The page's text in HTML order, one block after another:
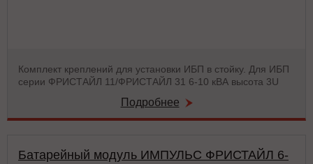
Комплект креплений для установки ИБП в стойку. Для ИБП
серии ФРИСТАЙЛ 11/ФРИСТАЙЛ 31 6-10 кВА высота 3U
Подробнее
Батарейный модуль ИМПУЛЬС ФРИСТАЙЛ 6-